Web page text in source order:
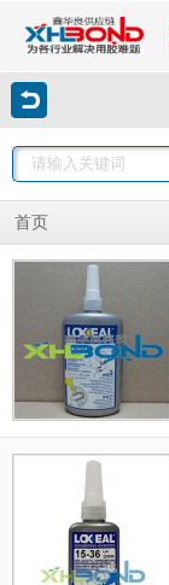
首页